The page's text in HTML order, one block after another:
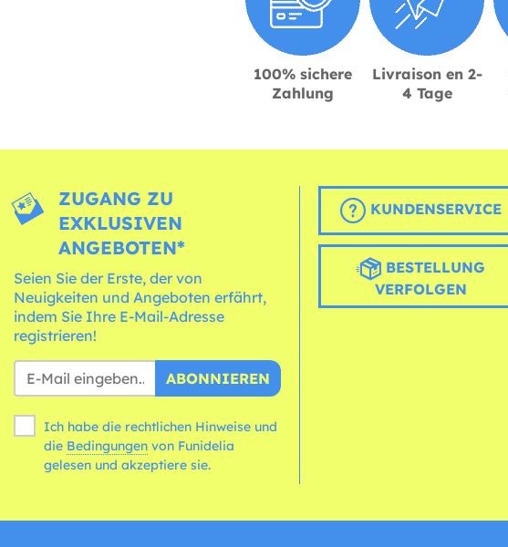
100% sichere
Zahlung
Livraison en 2-
4 Tage
ZUGANG ZU
EXKLUSIVEN
ANGEBOTEN*
Seien Sie der Erste, der von
Neuigkeiten und Angeboten erfährt,
indem Sie Ihre E-Mail-Adresse
registrieren!
ABONNIEREN
Ich habe die rechtlichen Hinweise und
die Bedingungen
gelesen und akzeptiere sie.
KUNDENSERVICE
BESTELLUNG
VERFOLGEN